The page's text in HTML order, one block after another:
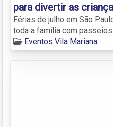
para divertir as
Férias de julho em São
toda a família com
Eventos Vila Mariana